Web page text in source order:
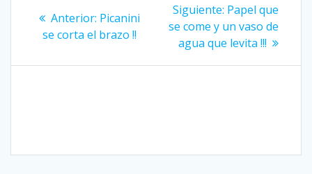
de
entradas
Anterior: Entrada
anterior:
Picanini
se corta el brazo !!
Siguiente: Siguiente
entrada:
Papel que
se come y un vaso de
agua que levita !!!